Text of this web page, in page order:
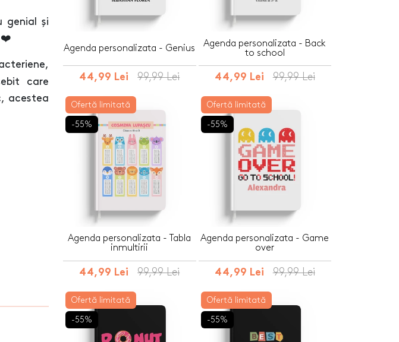
genial și
❤️
care
acestea
Agenda personalizata - Genius
44,99 Lei 99,99 Lei
Agenda personalizata - Back
to school
44,99 Lei 99,99 Lei
Ofertă limitată
-55%
Agenda personalizata - Tabla
inmultirii
44,99 Lei 99,99 Lei
Ofertă limitată
-55%
Agenda personalizata - Game
over
44,99 Lei 99,99 Lei
Ofertă limitată
-55%
Ofertă limitată
-55%